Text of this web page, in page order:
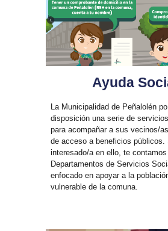
Ayuda
La Municipalidad de Peñalolén
disposición una serie de
para acompañar a sus vecinos/
de acceso a beneficios públicos.
interesado/a en ello, te
Departamentos de Servicios
enfocado en apoyar a la
vulnerable de la comuna.